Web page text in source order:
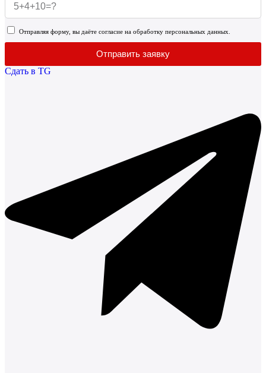
Отправляя форму, вы даёте согласие на обработку персональных данных.
Отправить заявку
Сдать в TG